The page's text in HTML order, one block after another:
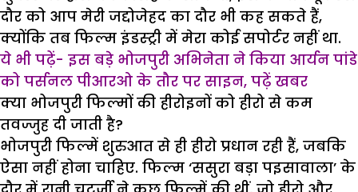
दौर को आप मेरी जद्दोजेहद का दौर भी कह सकते हैं,
क्योंकि तब फिल्म इंडस्ट्री में मेरा कोई सपोर्टर नहीं था.
ये भी पढ़ें- इस बड़े भोजपुरी अभिनेता ने किया आर्यन पांडे
को पर्सनल पीआरओ के तौर पर साइन, पढ़ें खबर
क्या भोजपुरी फिल्मों की हीरोइनों को हीरो से कम
तवज्जुह दी जाती है?
भोजपुरी फिल्में शुरुआत से ही हीरो प्रधान रही हैं, जबकि
ऐसा नहीं होना चाहिए. फिल्म ‘ससुरा बड़ा पइसावाला’ के